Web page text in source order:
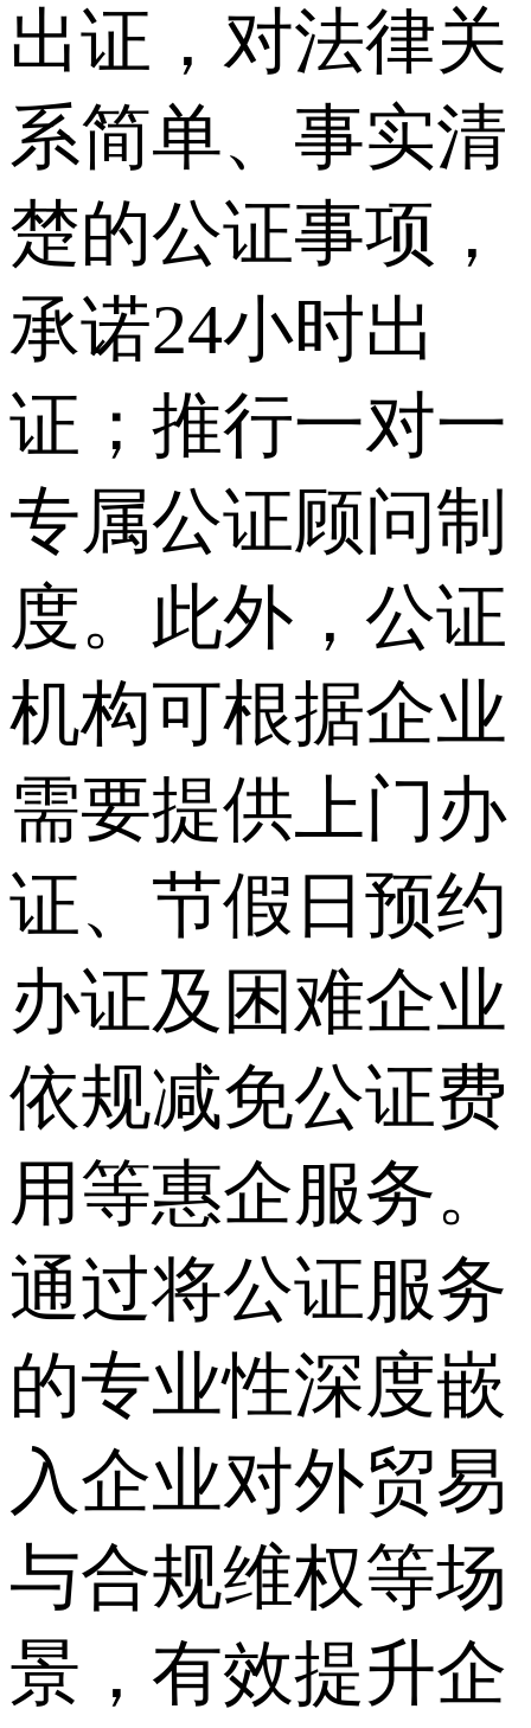
出证，对法律关
系简单、事实清
楚的公证事项，
承诺24小时出
证；推行一对一
专属公证顾问制
度。此外，公证
机构可根据企业
需要提供上门办
证、节假日预约
办证及困难企业
依规减免公证费
用等惠企服务。
通过将公证服务
的专业性深度嵌
入企业对外贸易
与合规维权等场
景，有效提升企